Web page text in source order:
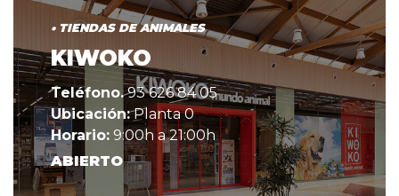
• TIENDAS DE ANIMALES
KIWOKO
Teléfono.93 626 84 05
Ubicación:Planta 0
Horario: 9:00h a 21:00h
ABIERTO